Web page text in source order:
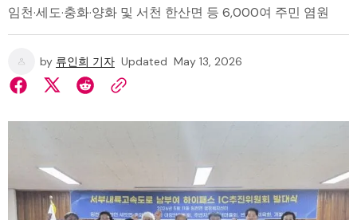
임천·세도·충화·양화 및 서천 한산면 등 6,000여 주민 염원
by 류인희 기자 Updated May 13, 2026